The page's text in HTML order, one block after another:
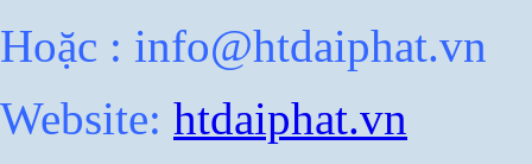
Hoặc : info@htdaiphat.vn
Website: htdaiphat.vn